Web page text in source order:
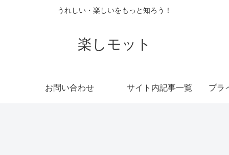
うれしい・楽しいをもっと知ろう！
楽しモット
お問い合わせ サイト内記事一覧 プラ